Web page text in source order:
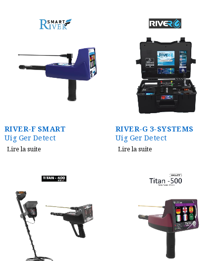
RIVER-F SMART
Uig Ger Detect
Lire la suite
RIVER-G 3-SYSTEMS
Uig Ger Detect
Lire la suite